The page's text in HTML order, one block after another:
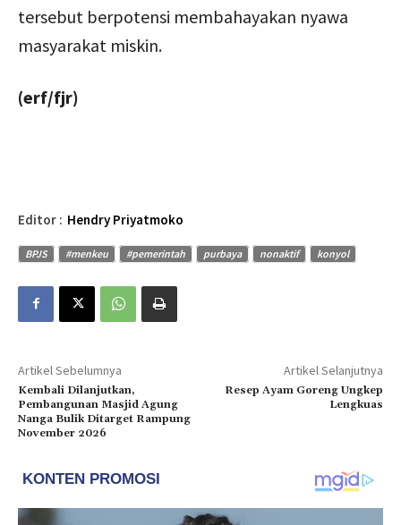
tersebut berpotensi membahayakan nyawa
masyarakat miskin.
(erf/fjr)
Editor : Hendry Priyatmoko
BPJS #menkeu #pemerintah purbaya nonaktif konyol
Artikel Sebelumnya
Kembali Dilanjutkan,
Pembangunan Masjid Agung
Nanga Bulik Ditarget Rampung
November 2026
Artikel Selanjutnya
Resep Ayam Goreng Ungkep
Lengkuas